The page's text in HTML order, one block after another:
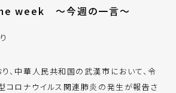
week ～今週の一言～
、中華人民共和国の武漢市において、令
コロナウイルス関連肺炎の発生が報告さ